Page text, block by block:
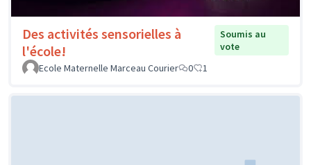
Des activités sensorielles à
l'école!
Soumis au
vote
Ecole Maternelle Marceau Courier
0 1